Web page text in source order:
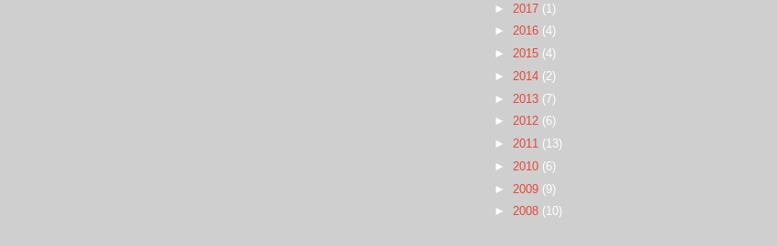
► 2017 (1)
► 2016 (4)
► 2015 (4)
► 2014 (2)
► 2013 (7)
► 2012 (6)
► 2011 (13)
► 2010 (6)
► 2009 (9)
► 2008 (10)